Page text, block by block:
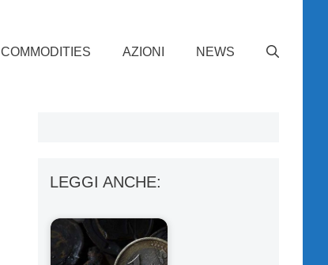
COMMODITIES AZIONI NEWS
LEGGI ANCHE: